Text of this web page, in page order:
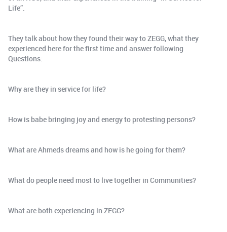
Life”.
They talk about how they found their way to ZEGG, what they
experienced here for the first time and answer following
Questions:
Why are they in service for life?
How is babe bringing joy and energy to protesting persons?
What are Ahmeds dreams and how is he going for them?
What do people need most to live together in Communities?
What are both experiencing in ZEGG?